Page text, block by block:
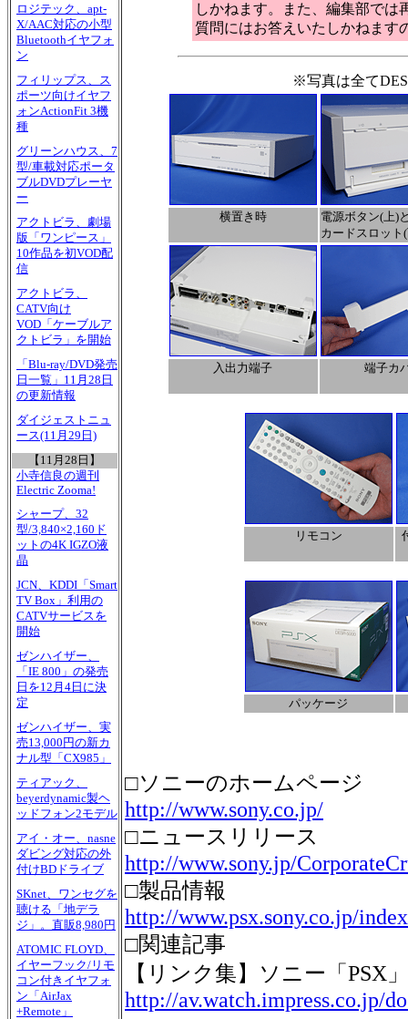
ロジテック、apt-
X/AAC対応の小型
Bluetoothイヤフォ
ン
フィリップス、ス
ポーツ向けイヤフ
ォンActionFit 3機
種
グリーンハウス、7
型/車載対応ポータ
ブルDVDプレーヤ
ー
アクトビラ、劇場
版「ワンピース」
10作品を初VOD配
信
アクトビラ、
CATV向け
VOD「ケーブルア
クトビラ」を開始
「Blu-ray/DVD発売
日一覧」11月28日
の更新情報
ダイジェストニュ
ース(11月29日)
【11月28日】
小寺信良の週刊
Electric Zooma!
シャープ、32
型/3,840×2,160ド
ットの4K IGZO液
晶
JCN、KDDI「Smart
TV Box」利用の
CATVサービスを
開始
ゼンハイザー、
「IE 800」の発売
日を12月4日に決
定
ゼンハイザー、実
売13,000円の新カ
ナル型「CX985」
ティアック、
beyerdynamic製ヘ
ッドフォン2モデル
アイ・オー、nasne
ダビング対応の外
付けBDドライブ
SKnet、ワンセグを
聴ける「地デラ
ジ」。直販8,980円
ATOMIC FLOYD、
イヤーフック/リモ
コン付きイヤフォ
ン「AirJax
+Remote」
しかねます。また、編集部では
質問にはお答えいたしかねます
※写真は全て
横置き時
電源ボタン(上)
カードスロット
入出力端子 端子カ
リモコン
パッケージ
□ソニーのホームページ
http://www.sony.co.jp/
□ニュースリリース
http://www.sony.jp/
□製品情報
http://www.psx.sony.co.jp/
□関連記事
【リンク集】ソニー「PSX
http://av.watch.impress.co.jp/